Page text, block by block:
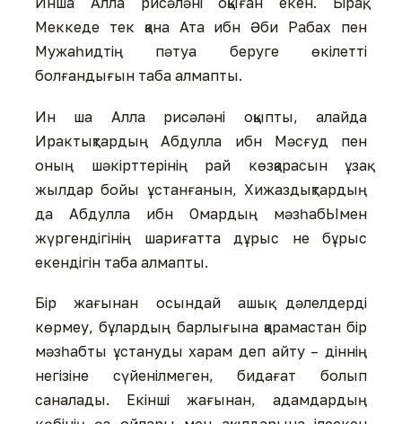
Меккеде тек қана Ата ибн Әби Рабах пен
Мужаһидтің пәтуа беруге өкілетті
болғандығын таба алмапты.
Ин ша Алла рисәләні оқыпты, алайда
Ирактықтардың Абдулла ибн Мәсғуд пен
оның шәкірттерінің рай көзқарасын ұзақ
жылдар бойы ұстанғанын, Хижаздықтардың
да Абдулла ибн Омардың мәзһабЫмен
жүргендігінің шариғатта дұрыс не бұрыс
екендігін таба алмапты.
Бір жағынан осындай ашық дәлелдерді
көрмеу, бұлардың барлығына қарамастан бір
мәзһабты ұстануды харам деп айту – діннің
негізіне сүйенілмеген, бидағат болып
саналады. Екінші жағынан, адамдардың